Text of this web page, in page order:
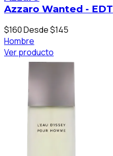
Azzaro Wanted - EDT
$160Desde $145
Hombre
Ver producto